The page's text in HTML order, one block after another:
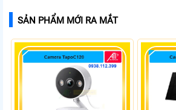
SẢN PHẨM MỚI RA MẮT